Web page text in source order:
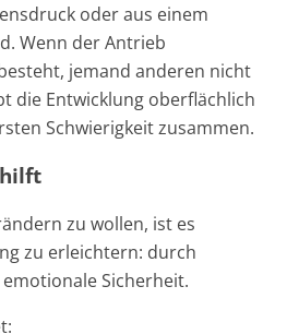
oder aus einem
Wenn der Antrieb
jemand anderen nicht
die Entwicklung oberflächlich
Schwierigkeit zusammen.
hilft
zu wollen, ist es
zu erleichtern: durch
Sicherheit.